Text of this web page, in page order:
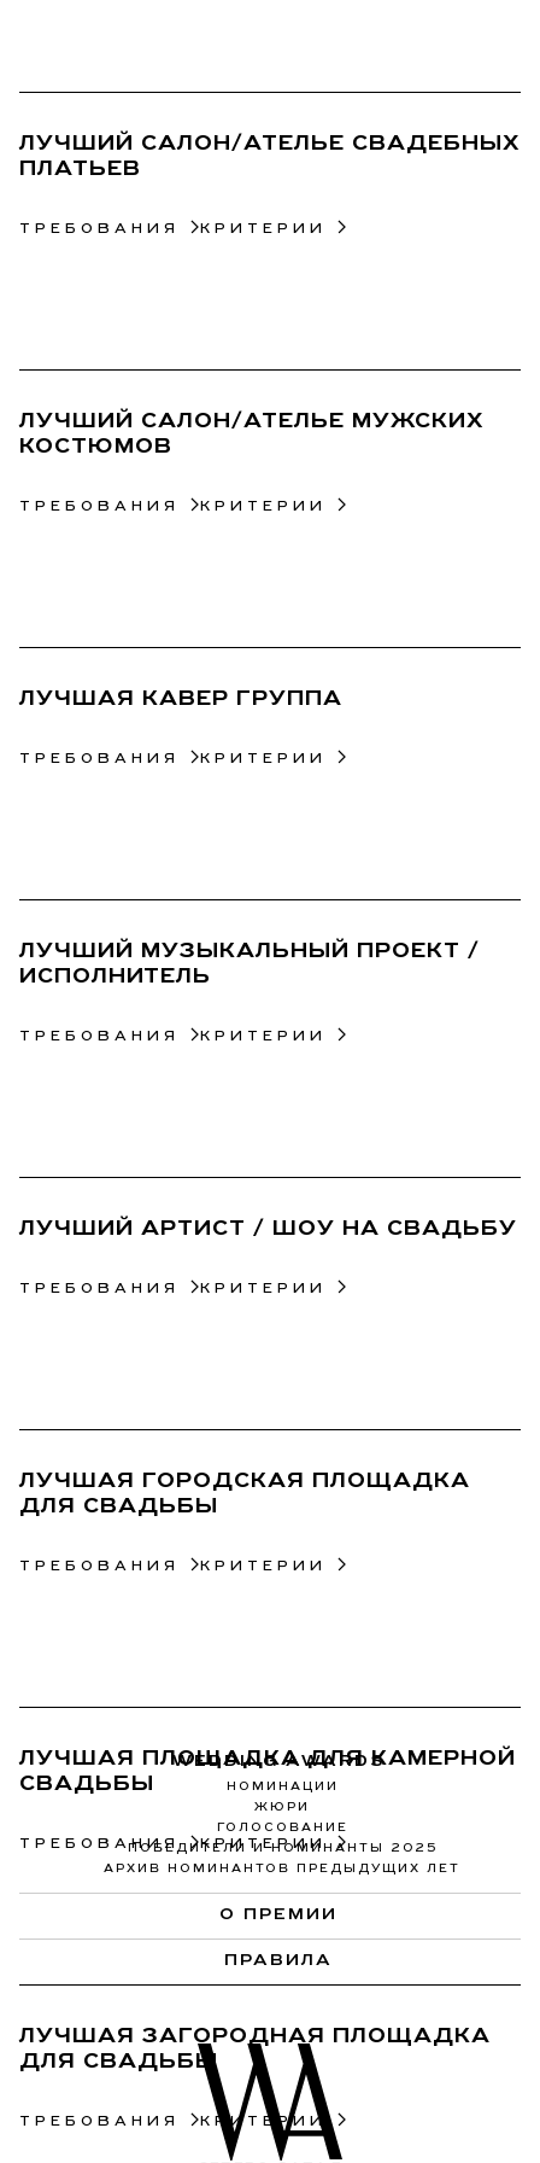
ЛУЧШИЙ САЛОН/АТЕЛЬЕ СВАДЕБНЫХ
ПЛАТЬЕВ
ТРЕБОВАНИЯ КРИТЕРИИ
ЛУЧШИЙ САЛОН/АТЕЛЬЕ МУЖСКИХ
КОСТЮМОВ
ТРЕБОВАНИЯ КРИТЕРИИ
ЛУЧШАЯ КАВЕР ГРУППА
ТРЕБОВАНИЯ КРИТЕРИИ
ЛУЧШИЙ МУЗЫКАЛЬНЫЙ ПРОЕКТ /
ИСПОЛНИТЕЛЬ
ТРЕБОВАНИЯ КРИТЕРИИ
ЛУЧШИЙ АРТИСТ / ШОУ НА СВАДЬБУ
ТРЕБОВАНИЯ КРИТЕРИИ
ЛУЧШАЯ ГОРОДСКАЯ ПЛОЩАДКА
ДЛЯ СВАДЬБЫ
ТРЕБОВАНИЯ КРИТЕРИИ
ЛУЧШАЯ ПЛОЩАДКА ДЛЯ КАМЕРНОЙ
СВАДЬБЫ
ТРЕБОВАНИЯ КРИТЕРИИ
ЛУЧШАЯ ЗАГОРОДНАЯ ПЛОЩАДКА
ДЛЯ СВАДЬБЫ
ТРЕБОВАНИЯ КРИТЕРИИ
WEDDING AWARDS
НОМИНАЦИИ
ЖЮРИ
ГОЛОСОВАНИЕ
ПОБЕДИТЕЛИ И НОМИНАНТЫ 2025
АРХИВ НОМИНАНТОВ ПРЕДЫДУЩИХ ЛЕТ
О ПРЕМИИ
ПРАВИЛА